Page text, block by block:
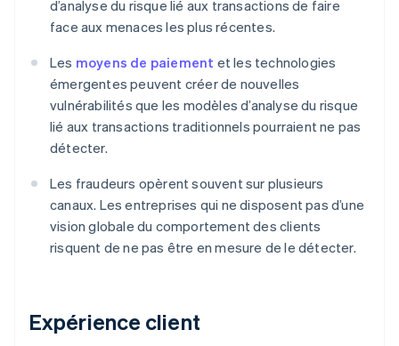
d’analyse du risque lié aux transactions de faire
face aux menaces les plus récentes.
Les moyens de paiement et les technologies
émergentes peuvent créer de nouvelles
vulnérabilités que les modèles d’analyse du risque
lié aux transactions traditionnels pourraient ne pas
détecter.
Les fraudeurs opèrent souvent sur plusieurs
canaux. Les entreprises qui ne disposent pas d’une
vision globale du comportement des clients
risquent de ne pas être en mesure de le détecter.
Expérience client